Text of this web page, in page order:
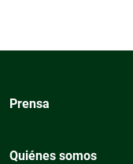
Prensa
Quiénes somos